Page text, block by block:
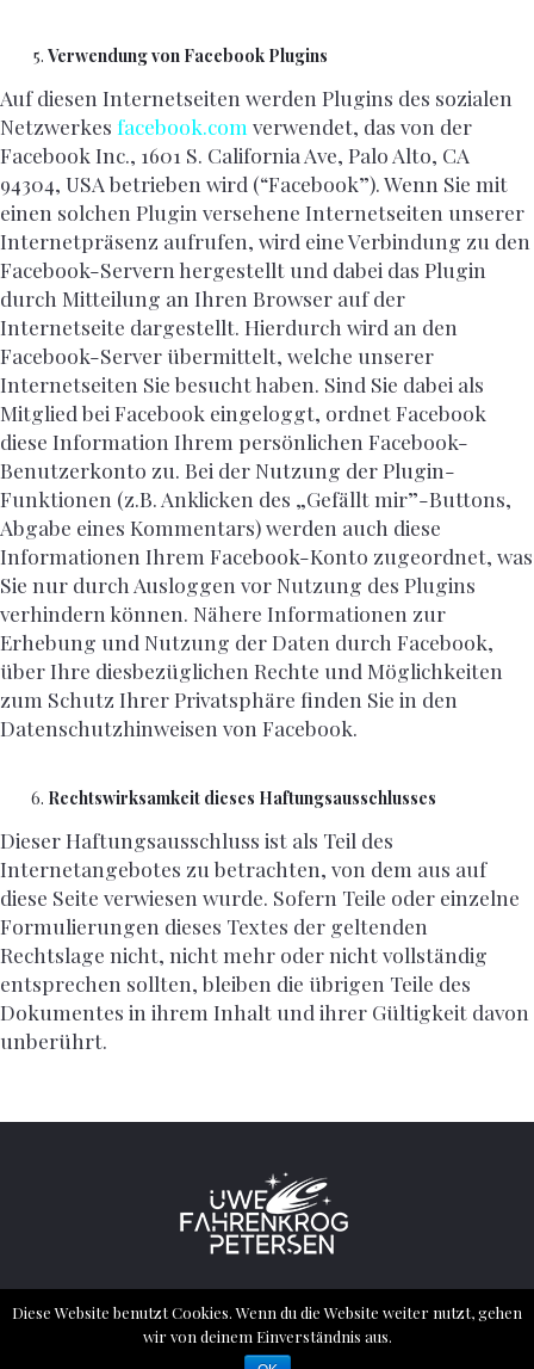
Verwendung von Facebook Plugins
Auf diesen Internetseiten werden Plugins des sozialen
Netzwerkes facebook.com verwendet, das von der
Facebook Inc., 1601 S. California Ave, Palo Alto, CA
94304, USA betrieben wird (“Facebook”). Wenn Sie mit
einen solchen Plugin versehene Internetseiten unserer
Internetpräsenz aufrufen, wird eine Verbindung zu den
Facebook-Servern hergestellt und dabei das Plugin
durch Mitteilung an Ihren Browser auf der
Internetseite dargestellt. Hierdurch wird an den
Facebook-Server übermittelt, welche unserer
Internetseiten Sie besucht haben. Sind Sie dabei als
Mitglied bei Facebook eingeloggt, ordnet Facebook
diese Information Ihrem persönlichen Facebook-
Benutzerkonto zu. Bei der Nutzung der Plugin-
Funktionen (z.B. Anklicken des „Gefällt mir”-Buttons,
Abgabe eines Kommentars) werden auch diese
Informationen Ihrem Facebook-Konto zugeordnet, was
Sie nur durch Ausloggen vor Nutzung des Plugins
verhindern können. Nähere Informationen zur
Erhebung und Nutzung der Daten durch Facebook,
über Ihre diesbezüglichen Rechte und Möglichkeiten
zum Schutz Ihrer Privatsphäre finden Sie in den
Datenschutzhinweisen von Facebook.
Rechtswirksamkeit dieses Haftungsausschlusses
Dieser Haftungsausschluss ist als Teil des
Internetangebotes zu betrachten, von dem aus auf
diese Seite verwiesen wurde. Sofern Teile oder einzelne
Formulierungen dieses Textes der geltenden
Rechtslage nicht, nicht mehr oder nicht vollständig
entsprechen sollten, bleiben die übrigen Teile des
Dokumentes in ihrem Inhalt und ihrer Gültigkeit davon
unberührt.
FAHRENKROG PETERSEN
Datenschutzerklärung
Diese Website benutzt Cookies. Wenn du die Website weiter nutzt, gehen
wir von deinem Einverständnis aus.